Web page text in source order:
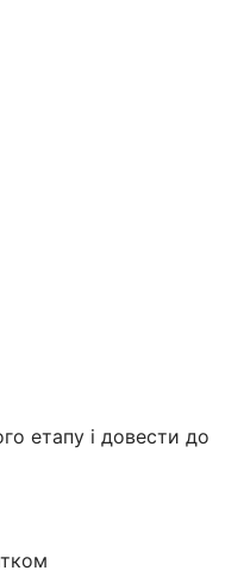
етапу і довести до